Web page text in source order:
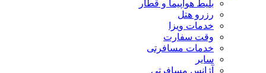
بلیط هواپیما و قطار
رزرو هتل
خدمات ویزا
وقت سفارت
خدمات مسافرتی
سایر
آژانس مسافرتی